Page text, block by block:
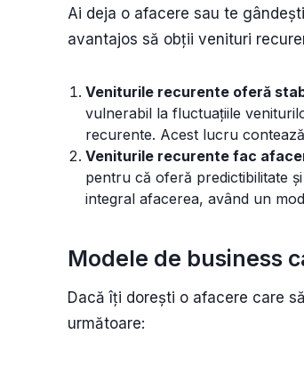
Ai deja o afacere sau te
avantajos să obții venituri
Veniturile recurente oferă
vulnerabil la fluctuațiile
recurente. Acest lucru
Veniturile recurente fac
pentru că oferă predictibilitate
integral afacerea, având un
Modele de business
Dacă îți dorești o afacere care
următoare: